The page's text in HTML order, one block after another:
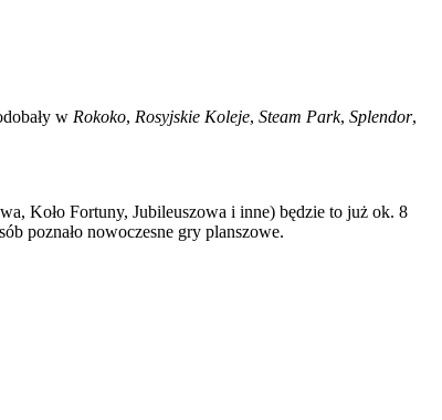
w Rokoko, Rosyjskie Koleje, Steam Park, Splendor,
Koło Fortuny, Jubileuszowa i inne) będzie to już ok. 8
poznało nowoczesne gry planszowe.